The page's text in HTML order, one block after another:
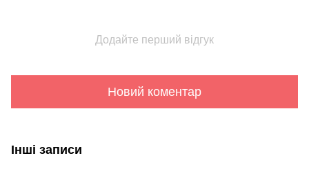
Додайте перший відгук
Новий коментар
Інші записи